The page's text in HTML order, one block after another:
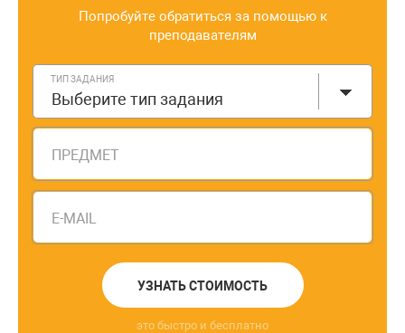
Попробуйте обратиться за помощью к
преподавателям
ТИП ЗАДАНИЯ
Выберите тип задания
ПРЕДМЕТ
E-MAIL
УЗНАТЬ СТОИМОСТЬ
это быстро и бесплатно